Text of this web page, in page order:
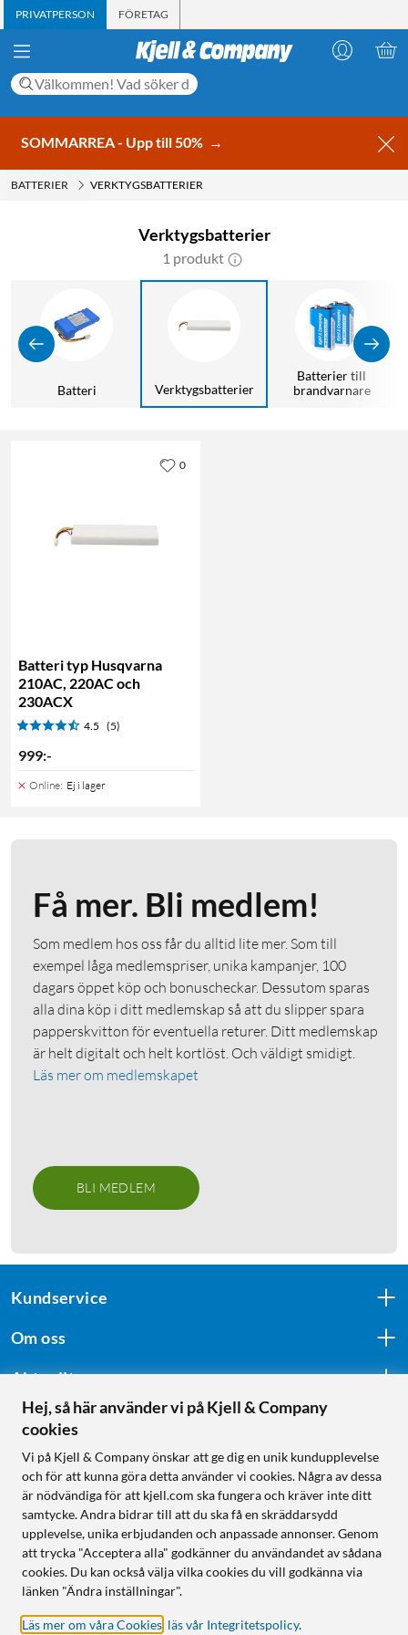
PRIVATPERSON FÖRETAG
SOMMARREA - Upp till 50% →
BATTERIER VERKTYGSBATTERIER
Verktygsbatterier
1 produkt
Batteri
Verktygsbatterier
Batterier till
brandvarnare
Batteri typ Husqvarna
210AC, 220AC och
230ACX
4.5 (5)
999:-
Online: Ej i lager
0
Få mer. Bli medlem!
Som medlem hos oss får du alltid lite mer. Som till
exempel låga medlemspriser, unika kampanjer, 100
dagars öppet köp och bonuscheckar. Dessutom sparas
alla dina köp i ditt medlemskap så att du slipper spara
papperskvitton för eventuella returer. Ditt medlemskap
är helt digitalt och helt kortlöst. Och väldigt smidigt.
Läs mer om medlemskapet
BLI MEDLEM
Kundservice
Om oss
Aktuellt
Följ oss
Handla från:
Sverige
Norge
Hej, så här använder vi på Kjell & Company
cookies
Vi på Kjell & Company önskar att ge dig en unik kundupplevelse
och för att kunna göra detta använder vi cookies. Några av dessa
är nödvändiga för att kjell.com ska fungera och kräver inte ditt
samtycke. Andra bidrar till att du ska få en skräddarsydd
upplevelse, unika erbjudanden och anpassade annonser. Genom
att trycka "Acceptera alla" godkänner du användandet av sådana
cookies. Du kan också välja vilka cookies du vill godkänna via
länken "Ändra inställningar".
Läs mer om våra Cookies läs vår Integritetspolicy.